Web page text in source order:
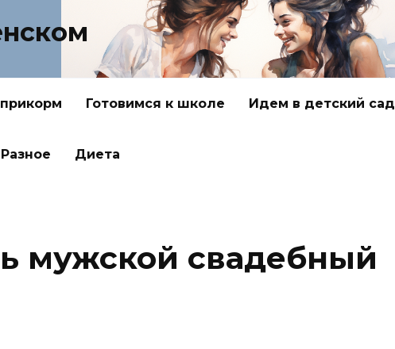
Готовимся к школе Идем в детский сад
Разное Диета
мужской свадебный